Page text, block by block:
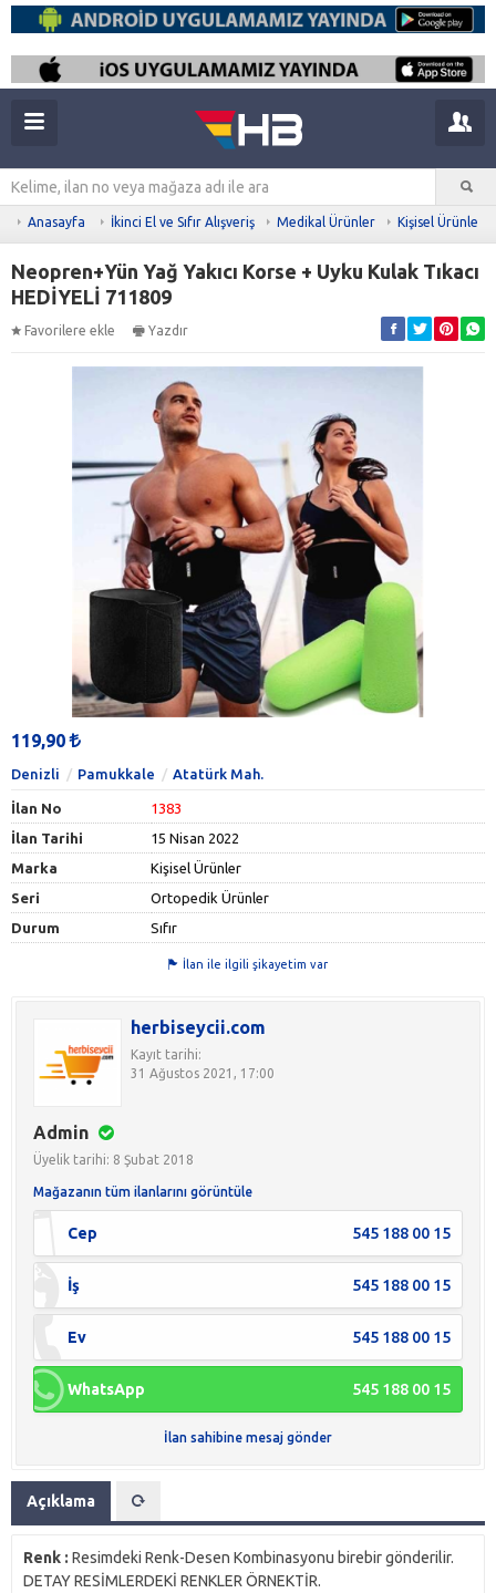
Anasayfa İkinci El ve Sıfır Alışveriş Medikal Ürünler Kişisel Ürünler
Neopren+Yün Yağ Yakıcı Korse + Uyku Kulak Tıkacı
HEDİYELİ 711809
Favorilere ekle Yazdır
119,90
Denizli Pamukkale Atatürk Mah.
İlan No
1383
İlan Tarihi
15 Nisan 2022
Marka
Kişisel Ürünler
Seri
Ortopedik Ürünler
Durum
Sıfır
İlan ile ilgili şikayetim var
herbiseycii.com
Kayıt tarihi:
31 Ağustos 2021, 17:00
Admin
Üyelik tarihi: 8 Şubat 2018
Mağazanın tüm ilanlarını görüntüle
Cep 545 188 00 15
İş 545 188 00 15
Ev 545 188 00 15
WhatsApp 545 188 00 15
İlan sahibine mesaj gönder
Açıklama
Renk : Resimdeki Renk-Desen Kombinasyonu birebir gönderilir.
DETAY RESİMLERDEKİ RENKLER ÖRNEKTİR.